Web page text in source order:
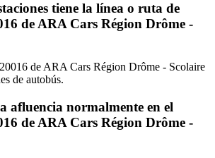
tiene la línea o ruta de
de ARA Cars Région Drôme -
de ARA Cars Région Drôme - Scolaire
de autobús.
afluencia normalmente en el
de ARA Cars Région Drôme -